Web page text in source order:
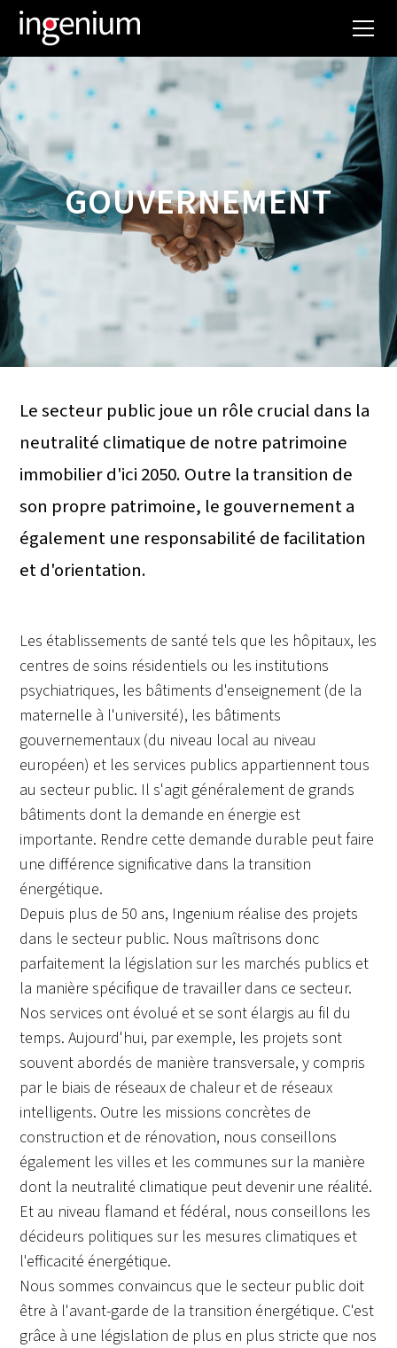
GOUVERNEMENT
Le secteur public joue un rôle crucial dans la
neutralité climatique de notre patrimoine
immobilier d'ici 2050. Outre la transition de
son propre patrimoine, le gouvernement a
également une responsabilité de facilitation
et d'orientation.
Les établissements de santé tels que les hôpitaux, les
centres de soins résidentiels ou les institutions
psychiatriques, les bâtiments d'enseignement (de la
maternelle à l'université), les bâtiments
gouvernementaux (du niveau local au niveau
européen) et les services publics appartiennent tous
au secteur public. Il s'agit généralement de grands
bâtiments dont la demande en énergie est
importante. Rendre cette demande durable peut faire
une différence significative dans la transition
énergétique.
Depuis plus de 50 ans, Ingenium réalise des projets
dans le secteur public. Nous maîtrisons donc
parfaitement la législation sur les marchés publics et
la manière spécifique de travailler dans ce secteur.
Nos services ont évolué et se sont élargis au fil du
temps. Aujourd'hui, par exemple, les projets sont
souvent abordés de manière transversale, y compris
par le biais de réseaux de chaleur et de réseaux
intelligents. Outre les missions concrètes de
construction et de rénovation, nous conseillons
également les villes et les communes sur la manière
dont la neutralité climatique peut devenir une réalité.
Et au niveau flamand et fédéral, nous conseillons les
décideurs politiques sur les mesures climatiques et
l'efficacité énergétique.
Nous sommes convaincus que le secteur public doit
être à l'avant-garde de la transition énergétique. C'est
grâce à une législation de plus en plus stricte que nos